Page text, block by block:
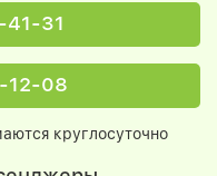
41-31
12-08
круглосуточно